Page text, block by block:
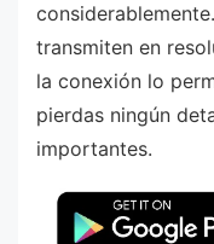
transmiten en
la conexión lo
pierdas ningún
importantes.